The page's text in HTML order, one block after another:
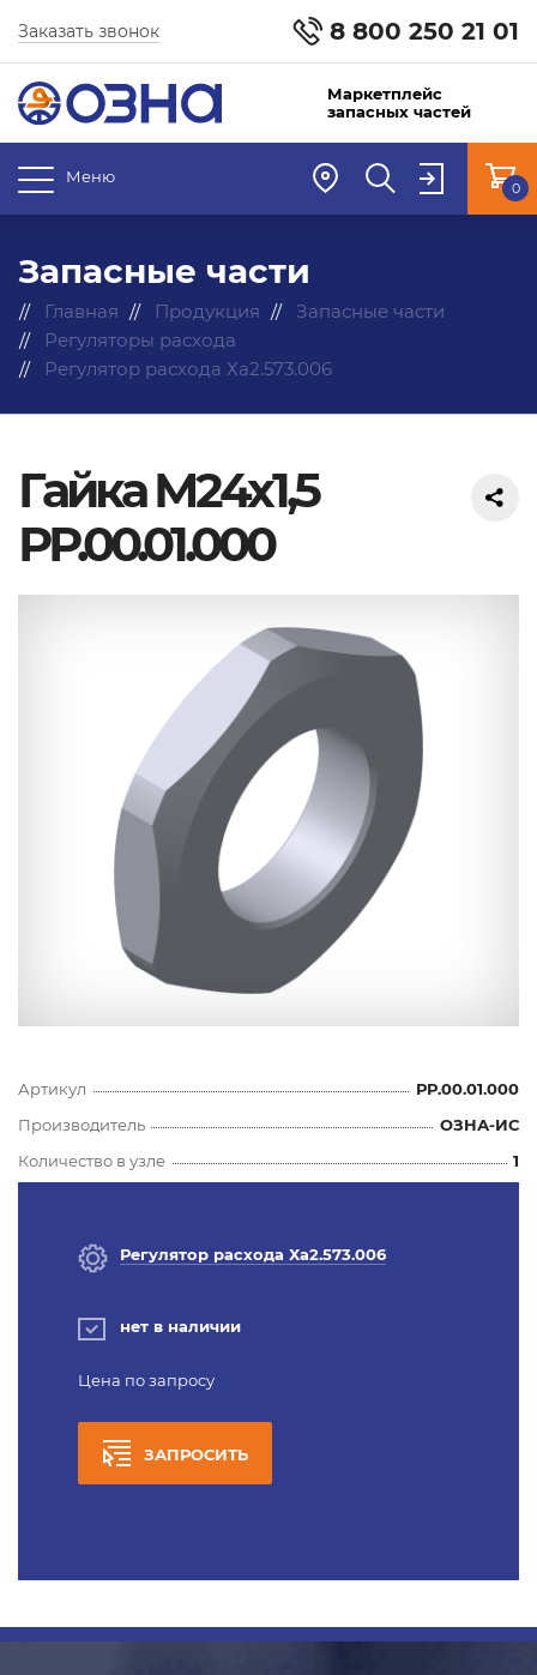
8 800 250 21 01
Заказать звонок
Маркетплейс
запасных частей
Меню
0
Запасные части
Главная Продукция
Запасные части
Регуляторы расхода
Регулятор расхода Ха2.573.006
Гайка М24х1,5
РР.00.01.000
Артикул
РР.00.01.000
Производитель
ОЗНА-ИС
Количество в узле
1
Регулятор расхода Ха2.573.006
нет в наличии
Цена по запросу
ЗАПРОСИТЬ